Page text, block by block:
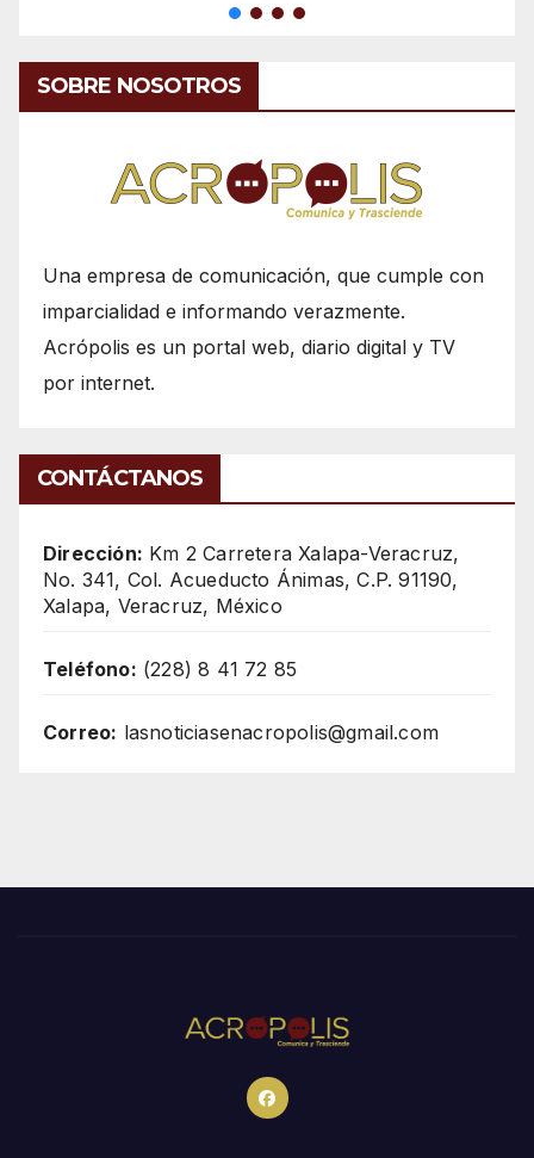
SOBRE NOSOTROS
Una empresa de comunicación, que cumple con
imparcialidad e informando verazmente.
Acrópolis es un portal web, diario digital y TV
por internet.
CONTÁCTANOS
Dirección: Km 2 Carretera Xalapa-Veracruz,
No. 341, Col. Acueducto Ánimas, C.P. 91190,
Xalapa, Veracruz, México
Teléfono: (228) 8 41 72 85
Correo: lasnoticiasenacropolis@gmail.com